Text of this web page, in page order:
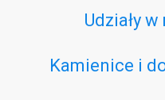
Udziały
Kamienice i